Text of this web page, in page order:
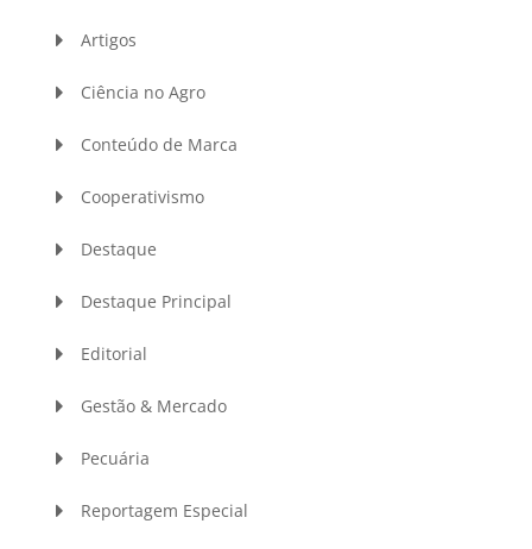
Artigos
Ciência no Agro
Conteúdo de Marca
Cooperativismo
Destaque
Destaque Principal
Editorial
Gestão & Mercado
Pecuária
Reportagem Especial